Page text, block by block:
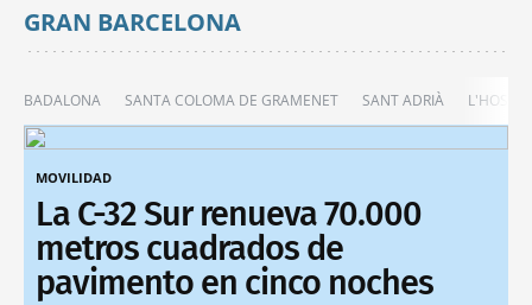
GRAN BARCELONA
BADALONA SANTA COLOMA DE GRAMENET SANT ADRIÀ
MOVILIDAD
La C-32 Sur renueva 70.000
metros cuadrados de
pavimento en cinco noches